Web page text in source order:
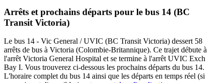
Arrêts et prochains départs pour le bus 14 (BC
Transit Victoria)
Le bus 14 - Vic General / UVIC (BC Transit Victoria) dessert 58
arrêts de bus à Victoria (Colombie-Britannique). Ce trajet débute à
l'arrêt Victoria General Hospital et se termine à l'arrêt UVIC Exch
Bay I. Vous trouverez ci-dessous les prochains départs du bus 14.
L'horaire complet du bus 14 ainsi que les départs en temps réel (si